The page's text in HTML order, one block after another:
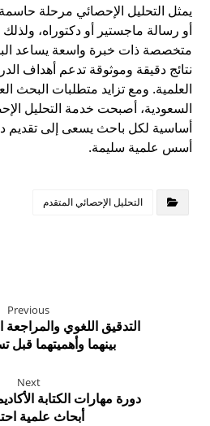
يمثل التحليل الإحصائي مرحلة
أو رسالة ماجستير أو دكتوراه،
متخصصة ذات خبرة واسعة يساعد
نتائج دقيقة وموثوقة تدعم أهداف
العلمية. ومع تزايد متطلبات البحث
السعودية، أصبحت خدمة التحليل
أساسية لكل باحث يسعى إلى تقديم
أسس علمية سليمة.
التحليل الإحصائي المتقدم
Previous
التدقيق اللغوي والمراجعة
بينهما وأهميتهما قبل
Next
دورة مهارات الكتابة
أبحاث علمية